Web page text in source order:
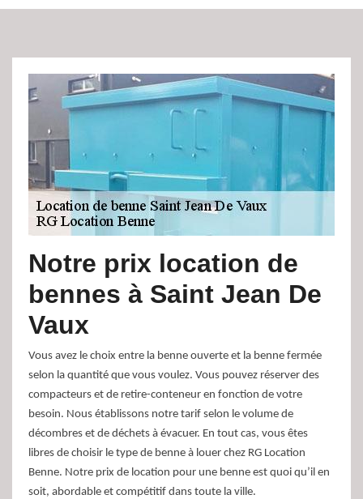
Notre prix location de
bennes à Saint Jean De
Vaux
Vous avez le choix entre la benne ouverte et la benne fermée
selon la quantité que vous voulez. Vous pouvez réserver des
compacteurs et de retire-conteneur en fonction de votre
besoin. Nous établissons notre tarif selon le volume de
décombres et de déchets à évacuer. En tout cas, vous êtes
libres de choisir le type de benne à louer chez RG Location
Benne. Notre prix de location pour une benne est quoi qu’il en
soit, abordable et compétitif dans toute la ville.